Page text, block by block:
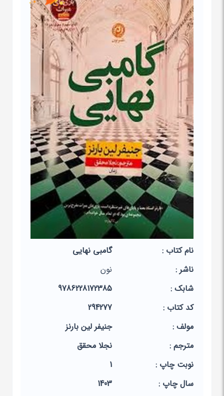
نام کتاب :
گامبی نهایی
ناشر :
نون
شابک :
9786228172385
کد کتاب :
294277
مولف :
جنیفر لین بارنز
مترجم :
نجلا محقق
نوبت چاپ :
1
سال چاپ :
1403